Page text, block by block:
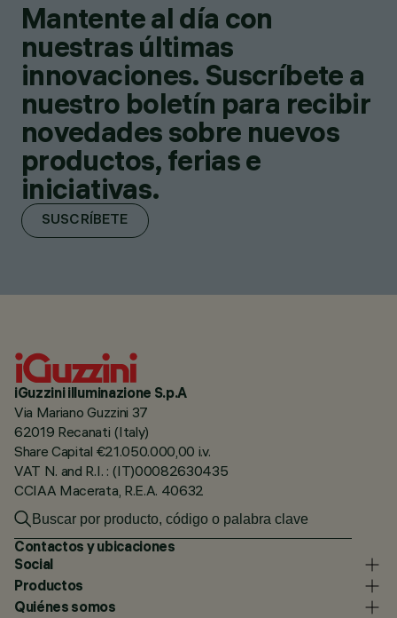
Mantente al día con
nuestras últimas
innovaciones. Suscríbete a
nuestro boletín para recibir
novedades sobre nuevos
productos, ferias e
iniciativas.
SUSCRÍBETE
iGuzzini illuminazione S.p.A
Via Mariano Guzzini 37
62019 Recanati (Italy)
Share Capital €21.050.000,00 i.v.
VAT N. and R.I. : (IT)00082630435
CCIAA Macerata, R.E.A. 40632
Contactos y ubicaciones
Social
Productos
Quiénes somos